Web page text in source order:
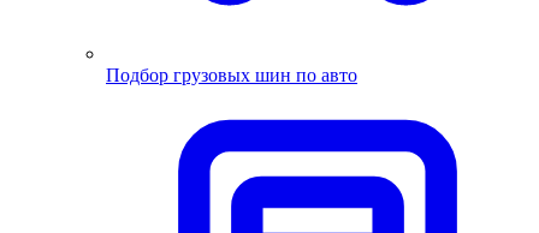
Подбор грузовых шин по авто